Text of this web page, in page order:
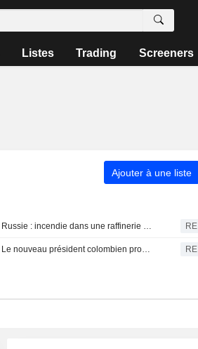
Listes Trading Screeners
Ajouter à une liste
Russie : incendie dans une raffinerie de la région de Krasnodar après une attaque de drones ukrainiens RE
Le nouveau président colombien promet une lutte acharnée contre la criminalité et l'austérité budgétaire lors de son discours d'investiture RE